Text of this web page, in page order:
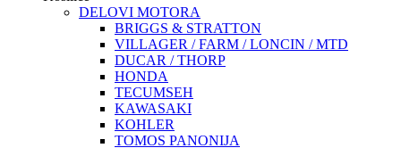
DELOVI MOTORA
BRIGGS & STRATTON
VILLAGER / FARM / LONCIN / MTD
DUCAR / THORP
HONDA
TECUMSEH
KAWASAKI
KOHLER
TOMOS PANONIJA